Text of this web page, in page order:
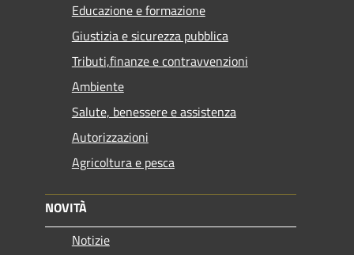
Educazione e formazione
Giustizia e sicurezza pubblica
Tributi,finanze e contravvenzioni
Ambiente
Salute, benessere e assistenza
Autorizzazioni
Agricoltura e pesca
NOVITÀ
Notizie